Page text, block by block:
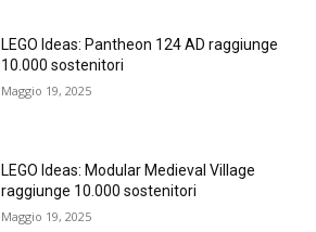
LEGO Ideas: Pantheon 124 AD raggiunge
10.000 sostenitori
Maggio 19, 2025
LEGO Ideas: Modular Medieval Village
raggiunge 10.000 sostenitori
Maggio 19, 2025